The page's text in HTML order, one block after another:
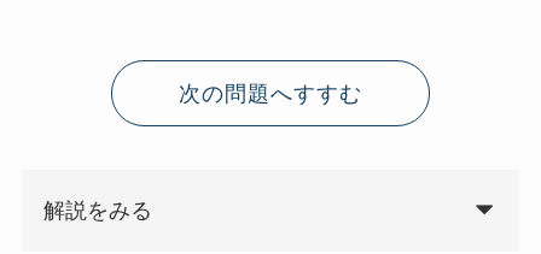
次の問題へすすむ
解説をみる